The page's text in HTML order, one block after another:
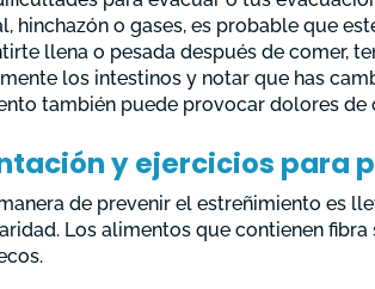
hinchazón o gases, es probable que
llena o pesada después de comer,
los intestinos y notar que has
también puede provocar dolores de
y ejercicios para
de prevenir el estreñimiento es
Los alimentos que contienen